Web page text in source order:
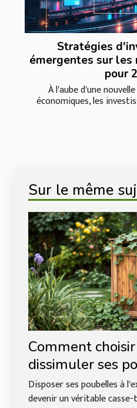
Stratégies
émergentes sur les
pour
À l'aube d'une
économiques, les
Sur le même
Comment
dissimuler ses
élégance ?
Disposer ses poubelles à
devenir un véritable